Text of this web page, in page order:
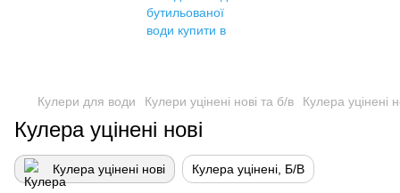
Кулери для води Кулери уцінені нові та б/в Кулера уцінені
Кулера уцінені нові
Кулера уцінені нові Кулера уцінені, Б/В